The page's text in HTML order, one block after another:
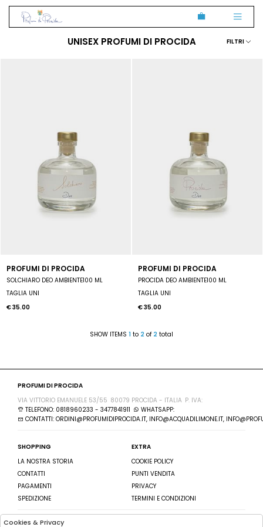
FILTRI
UNISEXPROFUMI DI PROCIDA
PROFUMI DI PROCIDA
SOLCHIARO DEO AMBIENTE100 ML
TAGLIA UNI
€ 35.00
PROFUMI DI PROCIDA
PROCIDA DEO AMBIENTE100 ML
TAGLIA UNI
€ 35.00
SHOW ITEMS 1 to 2 of 2 total
PROFUMI DI PROCIDA
VIA VITTORIO EMANUELE 53/55 80079 PROCIDA - ITALIA P. IVA:
TELEFONO: 0818960233 - 3477841911
WHATSAPP:
CONTATTI: ORDINI@PROFUMIDIPROCIDA.IT, INFO@ACQUADILIMONE.IT,
SHOPPING
LA NOSTRA STORIA
CONTATTI
PAGAMENTI
SPEDIZIONE
EXTRA
COOKIE POLICY
PUNTI VENDITA
PRIVACY
TERMINI E CONDIZIONI
Cookies & Privacy